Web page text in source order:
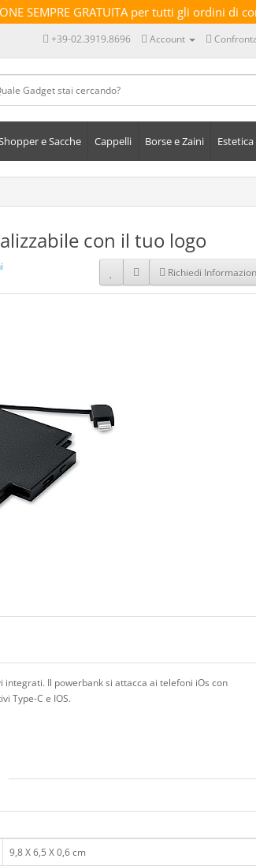
SEMPRE GRATUITA per tutti gli ordini di
+39-02.3919.8696 Account
e Sacche Cappelli Borse e Zaini
con il tuo logo
Richiedi
Il powerbank si attacca ai telefoni iOs con
Type-C e IOS.
9,8 X 6,5 X 0,6 cm